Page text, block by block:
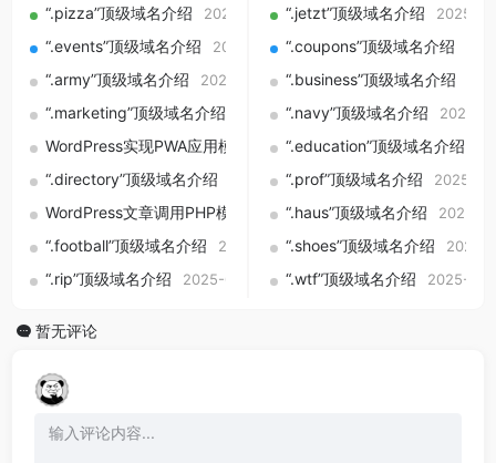
“.pizza”顶级域名介绍 2025-09-01 “.jetzt”顶级域名介绍 2025-
“.events”顶级域名介绍 2025-09-01“.coupons”顶级域名介绍
“.army”顶级域名介绍 2025-09-01 “.business”顶级域名介绍
“.marketing”顶级域名介绍 2025-09-01“.navy”顶级域名介绍 2025-
WordPress实现PWA应用模式教程：让网站变成桌面快捷应用（
“.education”顶级域名介绍
“.directory”顶级域名介绍 2025-09-01“.prof”顶级域名介绍 2025-
WordPress文章调用PHP模板实现方法，自定义字段控制页面内
“.haus”顶级域名介绍 2025-
“.football”顶级域名介绍 2025-09-01“.shoes”顶级域名介绍 2025-
“.rip”顶级域名介绍 2025-09-01 “.wtf”顶级域名介绍 2025-09-
暂无评论